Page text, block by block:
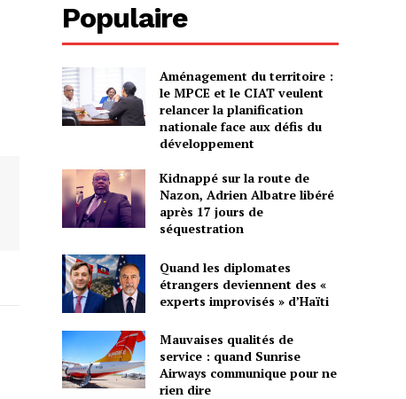
Populaire
Aménagement du territoire :
le MPCE et le CIAT veulent
relancer la planification
nationale face aux défis du
développement
Kidnappé sur la route de
Nazon, Adrien Albatre libéré
après 17 jours de
séquestration
Quand les diplomates
étrangers deviennent des «
experts improvisés » d’Haïti
Mauvaises qualités de
service : quand Sunrise
Airways communique pour ne
rien dire